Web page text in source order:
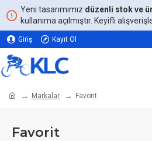
Yeni tasarımımız düzenli stok ve
kullanıma açılmıştır. Keyifli
Giriş Kayıt Ol
Markalar Favorit
Favorit